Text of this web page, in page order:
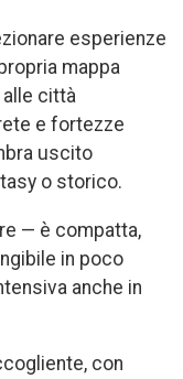
esperienze
mappa
alle città
e fortezze
uscito
o storico.
— è compatta,
in poco
anche in
con